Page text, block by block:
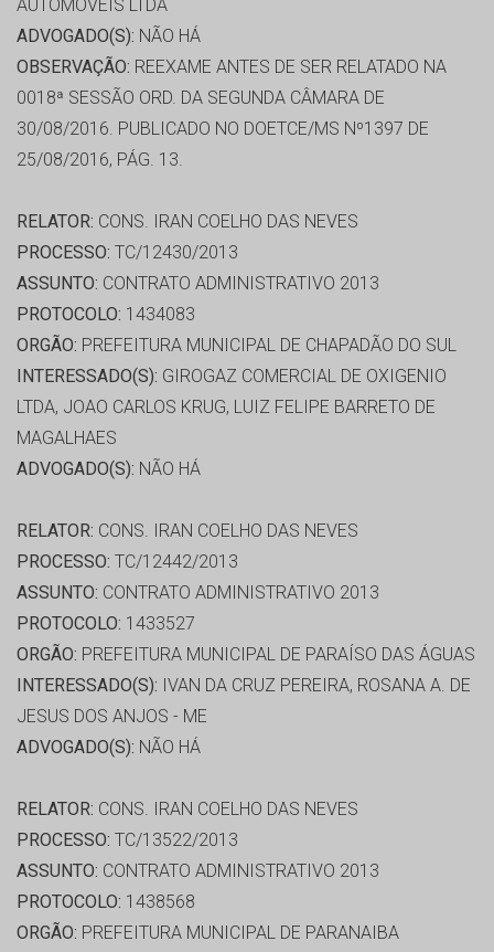
AUTOMOVEIS LTDA
ADVOGADO(S): NÃO HÁ
OBSERVAÇÃO: REEXAME ANTES DE SER RELATADO NA
0018ª SESSÃO ORD. DA SEGUNDA CÂMARA DE
30/08/2016. PUBLICADO NO DOETCE/MS Nº1397 DE
25/08/2016, PÁG. 13.
RELATOR: CONS. IRAN COELHO DAS NEVES
PROCESSO: TC/12430/2013
ASSUNTO: CONTRATO ADMINISTRATIVO 2013
PROTOCOLO: 1434083
ORGÃO: PREFEITURA MUNICIPAL DE CHAPADÃO DO SUL
INTERESSADO(S): GIROGAZ COMERCIAL DE OXIGENIO
LTDA, JOAO CARLOS KRUG, LUIZ FELIPE BARRETO DE
MAGALHAES
ADVOGADO(S): NÃO HÁ
RELATOR: CONS. IRAN COELHO DAS NEVES
PROCESSO: TC/12442/2013
ASSUNTO: CONTRATO ADMINISTRATIVO 2013
PROTOCOLO: 1433527
ORGÃO: PREFEITURA MUNICIPAL DE PARAÍSO DAS ÁGUAS
INTERESSADO(S): IVAN DA CRUZ PEREIRA, ROSANA A. DE
JESUS DOS ANJOS - ME
ADVOGADO(S): NÃO HÁ
RELATOR: CONS. IRAN COELHO DAS NEVES
PROCESSO: TC/13522/2013
ASSUNTO: CONTRATO ADMINISTRATIVO 2013
PROTOCOLO: 1438568
ORGÃO: PREFEITURA MUNICIPAL DE PARANAIBA